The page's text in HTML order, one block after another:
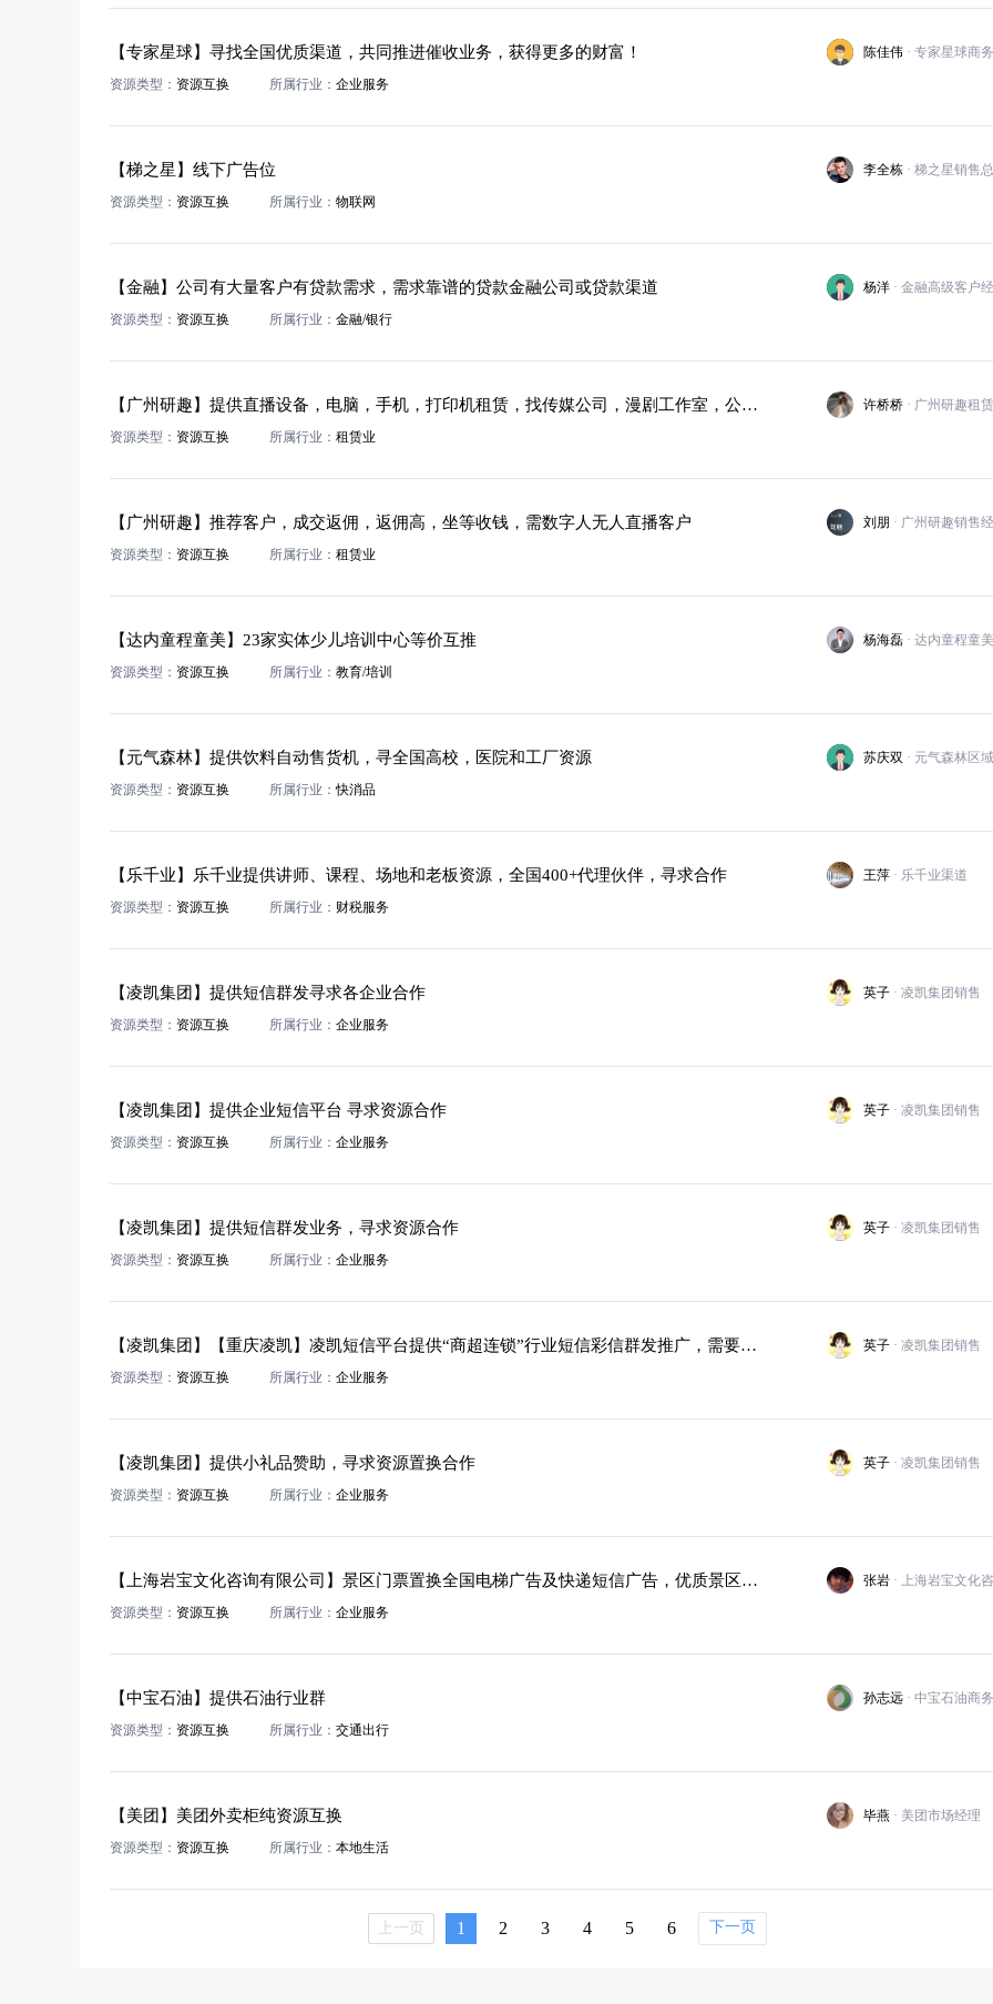
【专家星球】寻找全国优质渠道，共同推进催收业务，获得更多的财富！
资源类型： 资源互换 所属行业： 企业服务
陈佳伟
【梯之星】线下广告位
资源类型： 资源互换 所属行业： 物联网
李全栋 · 梯之星销售
【金融】公司有大量客户有贷款需求，需求靠谱的贷款金融公司或贷款渠道
资源类型： 资源互换 所属行业： 金融/银行
杨洋 · 金融高级客户
【广州研趣】提供直播设备，电脑，手机，打印机租赁，找传媒公司，漫剧工作室，公司电商企业
资源类型： 资源互换 所属行业： 租赁业
许桥桥 · 广州研趣租
【广州研趣】推荐客户，成交返佣，返佣高，坐等收钱，需数字人无人直播客户
资源类型： 资源互换 所属行业： 租赁业
刘朋 · 广州研趣销售
【达内童程童美】23家实体少儿培训中心等价互推
资源类型： 资源互换 所属行业： 教育/培训
杨海磊
【元气森林】提供饮料自动售货机，寻全国高校，医院和工厂资源
资源类型： 资源互换 所属行业：快消品
苏庆双 · 元气森林区
【乐千业】乐千业提供讲师、课程、场地和老板资源，全国400+代理伙伴，寻求合作
资源类型： 资源互换 所属行业： 财税服务
王萍 · 乐千业渠道
【凌凯集团】提供短信群发寻求各企业合作
资源类型： 资源互换 所属行业： 企业服务
英子 · 凌凯集团销售
【凌凯集团】提供企业短信平台 寻求资源合作
资源类型： 资源互换 所属行业： 企业服务
英子 · 凌凯集团销售
【凌凯集团】提供短信群发业务，寻求资源合作
资源类型： 资源互换 所属行业： 企业服务
英子 · 凌凯集团销售
【凌凯集团】【重庆凌凯】凌凯短信平台提供“商超连锁”行业短信彩信群发推广，需要有需求的伙伴
资源类型： 资源互换 所属行业： 企业服务
英子 · 凌凯集团销售
【凌凯集团】提供小礼品赞助，寻求资源置换合作
资源类型： 资源互换 所属行业： 企业服务
英子 · 凌凯集团销售
【上海岩宝文化咨询有限公司】景区门票置换全国电梯广告及快递短信广告，优质景区有现金置换。
资源类型： 资源互换 所属行业： 企业服务
张岩
【中宝石油】提供石油行业群
资源类型： 资源互换 所属行业： 交通出行
孙志远 · 中宝石油商
【美团】美团外卖柜纯资源互换
资源类型： 资源互换 所属行业： 本地生活
毕燕 · 美团市场经理
上一页 1 2 3 4 5 6 下一页